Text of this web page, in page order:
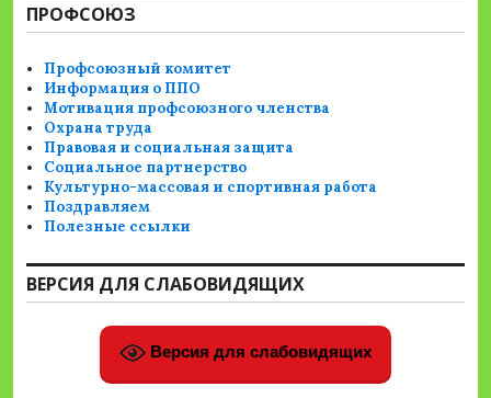
ПРОФСОЮЗ
Профсоюзный комитет
Информация о ППО
Мотивация профсоюзного членства
Охрана труда
Правовая и социальная защита
Социальное партнерство
Культурно-массовая и спортивная работа
Поздравляем
Полезные ссылки
ВЕРСИЯ ДЛЯ СЛАБОВИДЯЩИХ
Версия для слабовидящих